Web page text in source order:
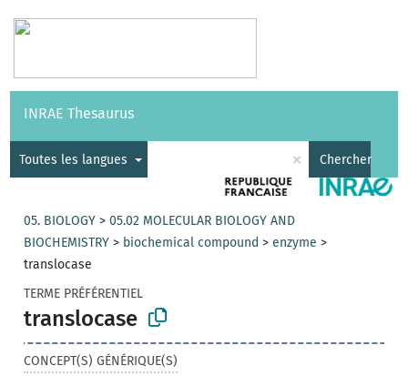
Vocabulaires API
INRAE Thesaurus
Toutes les langues × Chercher
05. BIOLOGY >05.02 MOLECULAR BIOLOGY AND
BIOCHEMISTRY > biochemical compound >enzyme >
translocase
TERME PRÉFÉRENTIEL
translocase
CONCEPT(S) GÉNÉRIQUE(S)